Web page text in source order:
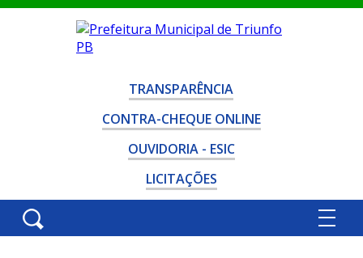
TRANSPARÊNCIA
CONTRA-CHEQUE ONLINE
OUVIDORIA - ESIC
LICITAÇÕES